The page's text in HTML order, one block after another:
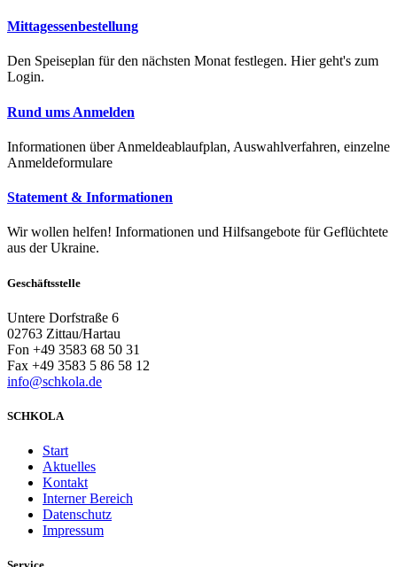
Mittagessenbestellung
Den Speiseplan für den nächsten Monat festlegen. Hier geht's zum
Login.
Rund ums Anmelden
Informationen über Anmeldeablaufplan, Auswahlverfahren, einzelne
Anmeldeformulare
Statement & Informationen
Wir wollen helfen! Informationen und Hilfsangebote für Geflüchtete
aus der Ukraine.
Geschäftsstelle
Untere Dorfstraße 6
02763 Zittau/Hartau
Fon +49 3583 68 50 31
Fax +49 3583 5 86 58 12
info@schkola.de
SCHKOLA
Start
Aktuelles
Kontakt
Interner Bereich
Datenschutz
Impressum